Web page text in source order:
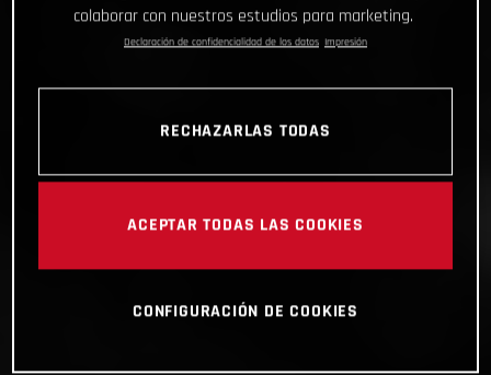
colaborar con nuestros estudios para marketing.
Declaración de confidencialidad de los datos Impresión
RECHAZARLAS TODAS
ACEPTAR TODAS LAS COOKIES
CONFIGURACIÓN DE COOKIES